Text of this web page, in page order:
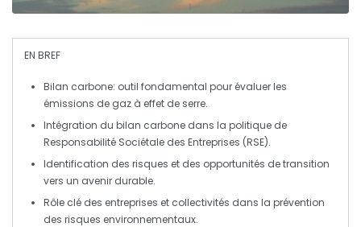
EN BREF
Bilan carbone: outil fondamental pour évaluer les
émissions de gaz à effet de serre.
Intégration du bilan carbone dans la politique de
Responsabilité Sociétale des Entreprises (RSE).
Identification des risques et des opportunités detransition
vers un avenir durable.
Rôle clé des entreprises et collectivités dans la prévention
des risques environnementaux.